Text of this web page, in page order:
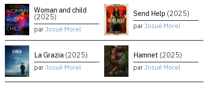
Woman and child
(2025)
parJosué Morel
Send Help (2025)
parJosué Morel
La Grazia (2025)
parJosué Morel
Hamnet (2025)
parJosué Morel